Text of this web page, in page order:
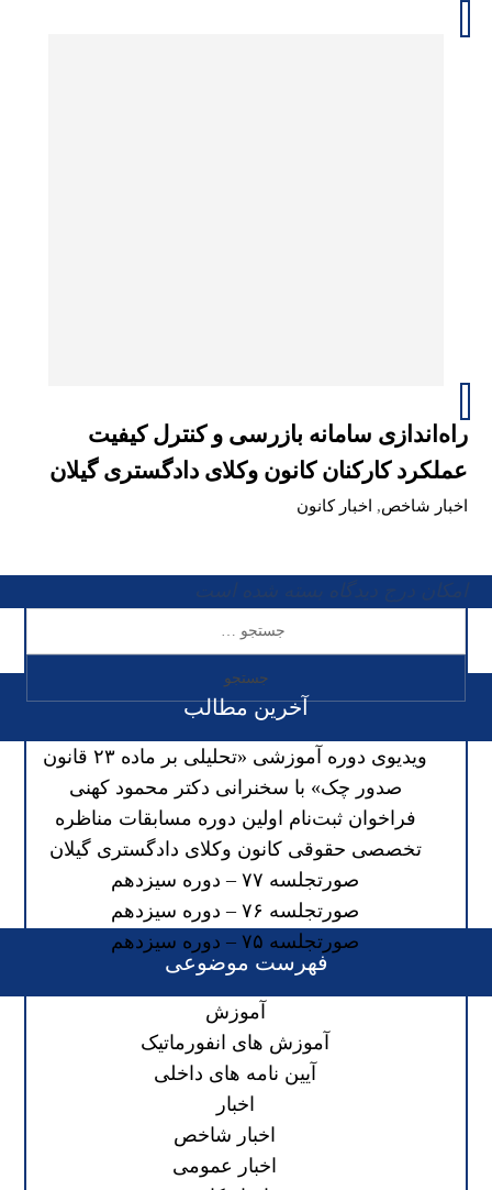
راه‌اندازی سامانه بازرسی و کنترل کیفیت
عملکرد کارکنان کانون وکلای دادگستری گیلان
اخبار شاخص, اخبار کانون
آخرین مطالب
ویدیوی دوره آموزشی «تحلیلی بر ماده ۲۳ قانون
صدور چک» با سخنرانی دکتر محمود کهنی
فراخوان ثبت‌نام اولین دوره مسابقات مناظره
تخصصی حقوقی کانون وکلای دادگستری گیلان
صورتجلسه ۷۷ – دوره سیزدهم
صورتجلسه ۷۶ – دوره سیزدهم
صورتجلسه ۷۵ – دوره سیزدهم
فهرست موضوعی
آموزش
آموزش های انفورماتیک
آیین نامه های داخلی
اخبار
اخبار شاخص
اخبار عمومی